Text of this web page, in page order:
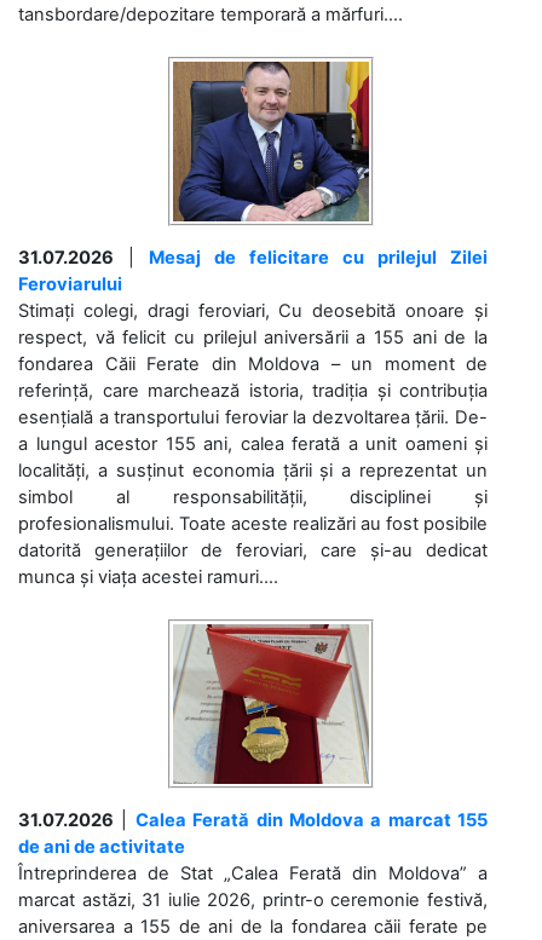
tansbordare/depozitare temporară a mărfuri....
31.07.2026
Mesaj de felicitare cu prilejul Zilei
Feroviarului
Stimați colegi, dragi feroviari, Cu deosebită onoare și
respect, vă felicit cu prilejul aniversării a 155 ani de la
fondarea Căii Ferate din Moldova – un moment de
referință, care marchează istoria, tradiția și contribuția
esențială a transportului feroviar la dezvoltarea țării. De-
a lungul acestor 155 ani, calea ferată a unit oameni și
localități, a susținut economia țării și a reprezentat un
simbol al responsabilității, disciplinei și
profesionalismului. Toate aceste realizări au fost posibile
datorită generațiilor de feroviari, care și-au dedicat
munca și viața acestei ramuri....
31.07.2026
Calea Ferată din Moldova a marcat 155
de ani de activitate
Întreprinderea de Stat „Calea Ferată din Moldova” a
marcat astăzi, 31 iulie 2026, printr-o ceremonie festivă,
aniversarea a 155 de ani de la fondarea căii ferate pe